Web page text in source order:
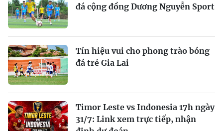
đá cộng đồng Dương Nguyễn Sport
Tín hiệu vui cho phong trào bóng
đá trẻ Gia Lai
Timor Leste vs Indonesia 17h ngày
31/7: Link xem trực tiếp, nhận